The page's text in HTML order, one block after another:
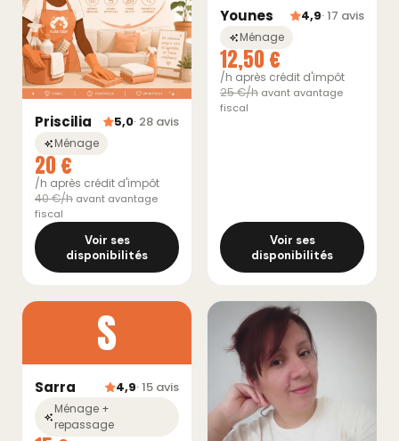
Priscilia 5,0· 28 avis
Ménage
20 €
/h après crédit d'impôt
40 €/h avant avantage
fiscal
Voir ses
disponibilités
Younes 4,9· 17 avis
Ménage
12,50 €
/h après crédit d'impôt
25 €/h avant avantage
fiscal
Voir ses
disponibilités
S
Sarra 4,9· 15 avis
Ménage +
repassage